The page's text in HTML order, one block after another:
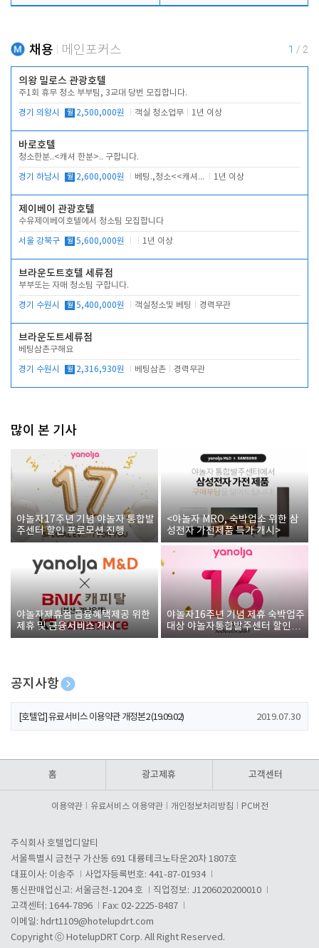
채용 메인포커스 1 / 2
의왕 밀로스 관광호텔
주1회 휴무 청소 부부팀, 3교대 당번 모집합니다.
경기 의왕시 월 2,500,000원 객실 청소업무 1년 이상
바로호텔
청소한분..<캐셔 한분>.. 구합니다.
경기 하남시 월 2,600,000원 베팅.,청소<<캐셔 모셔봅니다. 1년 이상
제이베이 관광호텔
수유제이베이호텔에서 청소팀 모집합니다
서울 강북구 월 5,600,000원 1년 이상
브라운도트호텔 세류점
부부또는 자매 청소팀 구합니다.
경기 수원시 월 5,400,000원 객실청소및 베팅 경력무관
브라운도트세류점
베팅삼촌구해요
경기 수원시 월 2,316,930원 베팅삼촌 경력무관
많이 본 기사
야놀자17주년 기념 야놀자 통합발
주센터 할인 프로모션 진행
<야놀자 MRO, 숙박업소 위한 삼
성전자 가전제품 특가 개시>
야놀자제휴점 금융혜택제공 위한
제휴 및 금융서비스 게시
야놀자16주년 기념 제휴 숙박업주
대상 야놀자통합발주센터 할인쿠
폰 증정
공지사항
[호텔업] 개인정보 처리방침 개정본1 (19.09.02)
[호텔업] 유료서비스 이용약관 개정본2 (19.09.02) 2019.07.30
홈 광고제휴 고객센터
이용약관 유료서비스 이용약관 개인정보처리방침 PC버전
주식회사 호텔업디알티
서울특별시 금천구 가산동 691 대륭테크노타운20차 1807호
대표이사: 이송주
사업자등록번호: 441-87-01934
통신판매업신고: 서울금천-1204 호
직업정보: J1206020200010
고객센터: 1644-7896
Fax: 02-2225-8487
이메일: hdrt1109@hotelupdrt.com
Copyright ⓒ HotelupDRT Corp. All Right Reserved.